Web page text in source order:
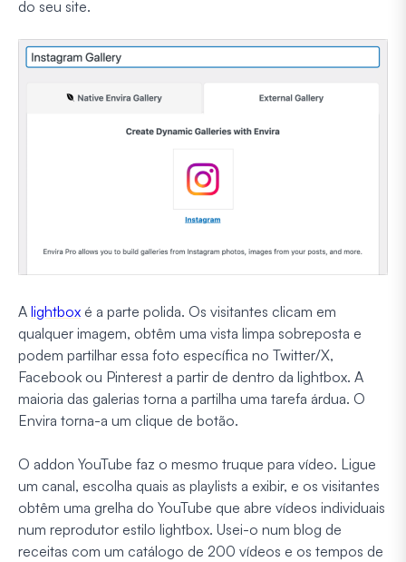
do seu site.
A lightbox é a parte polida. Os visitantes clicam em
qualquer imagem, obtêm uma vista limpa sobreposta e
podem partilhar essa foto específica no Twitter/X,
Facebook ou Pinterest a partir de dentro da lightbox. A
maioria das galerias torna a partilha uma tarefa árdua. O
Envira torna-a um clique de botão.
O addon YouTube faz o mesmo truque para vídeo. Ligue
um canal, escolha quais as playlists a exibir, e os visitantes
obtêm uma grelha do YouTube que abre vídeos individuais
num reprodutor estilo lightbox. Usei-o num blog de
receitas com um catálogo de 200 vídeos e os tempos de